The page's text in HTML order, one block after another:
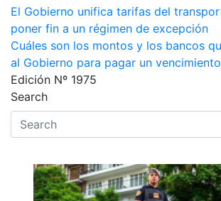
Navegación
de
entradas
El Gobierno unifica tarifas del
poner fin a un régimen de excepción
Cuáles son los montos y los bancos
al Gobierno para pagar un
Edición Nº 1975
Search